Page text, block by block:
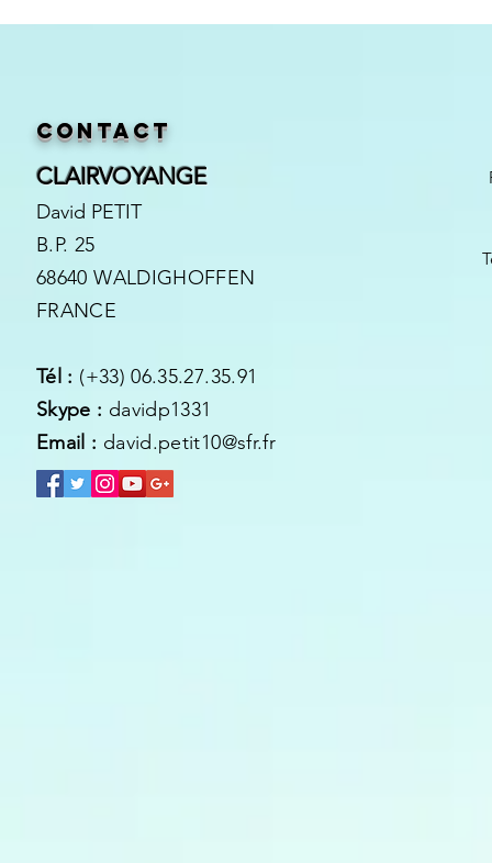
Contact
CLAIRVOYANGE
David PETIT
B.P. 25
68640 WALDIGHOFFEN
FRANCE
Tél : (+33) 06.35.27.35.91
Skype : davidp1331
Email : david.petit10@sfr.fr